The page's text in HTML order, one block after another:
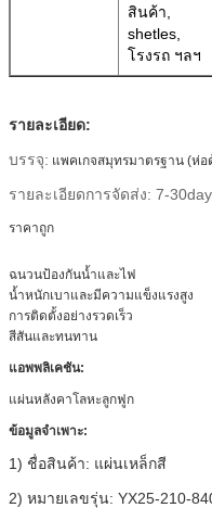
สินค้า,
shetles,
โรงรถ ฯลฯ
รายละเอียด:
บรรจุ: แพคเกจสมุทรมาตรฐาน (ห่
รายละเอียดการจัดส่ง: 7-
ราคาถูก
ฉนวนป้องกันน้ำและไฟ
น้ำหนักเบาและมีความแข็งแรงสูง
การติดตั้งอย่างรวดเร็ว
สีสันและทนทาน
แอพพลิเคชัน:
แผ่นหลังคาโลหะลูกฟูก
ข้อมูลจำเพาะ:
1) ชื่อสินค้า: แผ่นเหล็กสี
2) หมายเลขรุ่น: YX25-210-